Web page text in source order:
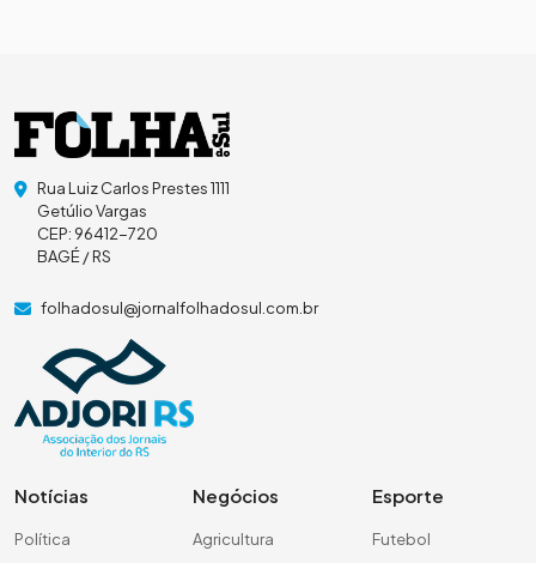
Rua Luiz Carlos Prestes 1111
Getúlio Vargas
CEP: 96412-720
BAGÉ / RS
folhadosul@jornalfolhadosul.com.br
Notícias
Política
Negócios
Agricultura
Esporte
Futebol